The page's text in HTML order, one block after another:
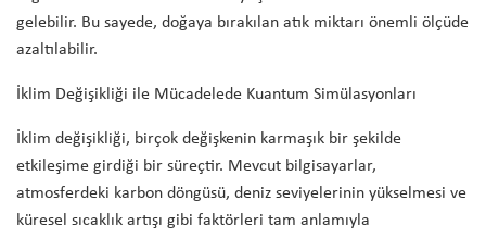
gelebilir. Bu sayede, doğaya bırakılan atık miktarı önemli ölçüde
azaltılabilir.
İklim Değişikliği ile Mücadelede Kuantum Simülasyonları
İklim değişikliği, birçok değişkenin karmaşık bir şekilde
etkileşime girdiği bir süreçtir. Mevcut bilgisayarlar,
atmosferdeki karbon döngüsü, deniz seviyelerinin yükselmesi ve
küresel sıcaklık artışı gibi faktörleri tam anlamıyla